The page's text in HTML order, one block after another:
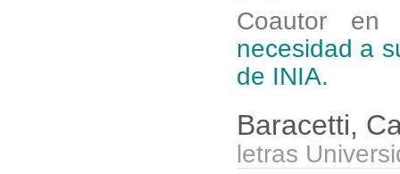
Coautor
necesidad a
de INIA.
Baracetti,
letras